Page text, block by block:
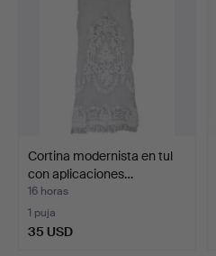
Cortina modernista en tul
con aplicaciones…
16 horas
1 puja
35 USD